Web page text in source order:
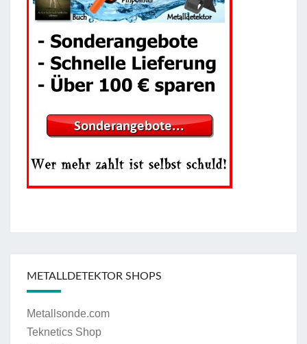
METALLDETEKTOR SHOPS
Metallsonde.com
Teknetics Shop